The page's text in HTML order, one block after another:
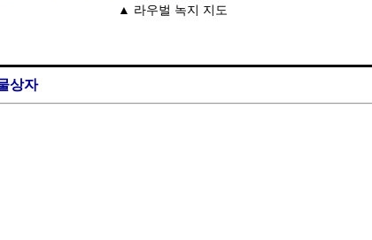
▲ 라우벌 녹지 지도
상자